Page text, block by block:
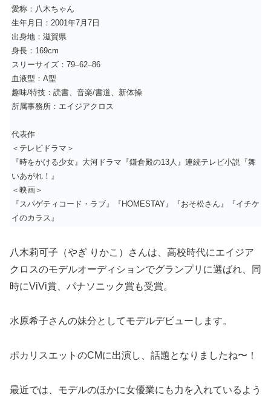
愛称：八木ちゃん
生年月日：2001年7月7日
出身地：滋賀県
身長：169cm
スリーサイズ：79–62–86
血液型：A型
趣味/特技：読書、音楽/書道、新体操
所属事務所：エイジアクロス
代表作
＜テレビドラマ＞
『時をかける少女』大河ドラマ『鎌倉殿の13人』連続テレビ小説『舞
いあがれ！』
＜映画＞
『スパゲティコード・ラブ』『HOMESTAY』『おそ松さん』『イチケ
イのカラス』
八木莉可子（やぎ りかこ）さんは、高校時代にエイジア
クロスのモデルオーディションでグランプリに選ばれ、同
時にViVi賞、パナソニック賞も受賞。
水原希子さんの妹分としてモデルデビューします。
ポカリスエットのCMに出演し、話題となりましたね〜！
最近では、モデルのほかに女優業にも力を入れているよう